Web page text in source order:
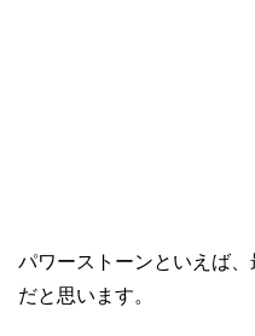
パワーストーンといえば、
だと思います。